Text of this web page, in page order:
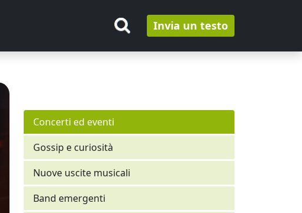
Invia un testo
Concerti ed eventi
Gossip e curiosità
Nuove uscite musicali
Band emergenti